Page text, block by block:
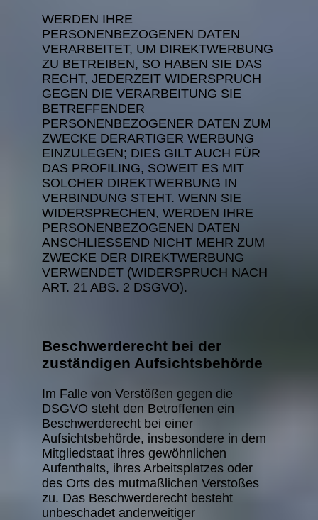
WERDEN IHRE
PERSONENBEZOGENEN DATEN
VERARBEITET, UM DIREKTWERBUNG
ZU BETREIBEN, SO HABEN SIE DAS
RECHT, JEDERZEIT WIDERSPRUCH
GEGEN DIE VERARBEITUNG SIE
BETREFFENDER
PERSONENBEZOGENER DATEN ZUM
ZWECKE DERARTIGER WERBUNG
EINZULEGEN; DIES GILT AUCH FÜR
DAS PROFILING, SOWEIT ES MIT
SOLCHER DIREKTWERBUNG IN
VERBINDUNG STEHT. WENN SIE
WIDERSPRECHEN, WERDEN IHRE
PERSONENBEZOGENEN DATEN
ANSCHLIESSEND NICHT MEHR ZUM
ZWECKE DER DIREKTWERBUNG
VERWENDET (WIDERSPRUCH NACH
ART. 21 ABS. 2 DSGVO).
Beschwerde­recht bei der
zuständigen Aufsichts­behörde
Im Falle von Verstößen gegen die
DSGVO steht den Betroffenen ein
Beschwerderecht bei einer
Aufsichtsbehörde, insbesondere in dem
Mitgliedstaat ihres gewöhnlichen
Aufenthalts, ihres Arbeitsplatzes oder
des Orts des mutmaßlichen Verstoßes
zu. Das Beschwerderecht besteht
unbeschadet anderweitiger